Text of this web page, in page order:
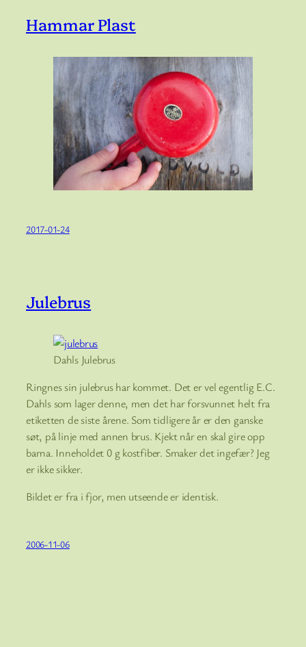
Hammar Plast
2017-01-24
Julebrus
Dahls Julebrus
Ringnes sin julebrus har kommet. Det er vel egentlig E.C.
Dahls som lager denne, men det har forsvunnet helt fra
etiketten de siste årene. Som tidligere år er den ganske
søt, på linje med annen brus. Kjekt når en skal gire opp
barna. Inneholdet 0 g kostfiber. Smaker det ingefær? Jeg
er ikke sikker.
Bildet er fra i fjor, men utseende er identisk.
2006-11-06